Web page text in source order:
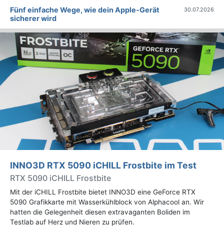
Fünf einfache Wege, wie dein Apple-Gerät
sicherer wird
30.07.2026
INNO3D RTX 5090 iCHILL Frostbite im Test
RTX 5090 iCHILL Frostbite
Mit der iCHILL Frostbite bietet INNO3D eine GeForce RTX
5090 Grafikkarte mit Wasserkühlblock von Alphacool an. Wir
hatten die Gelegenheit diesen extravaganten Boliden im
Testlab auf Herz und Nieren zu prüfen.